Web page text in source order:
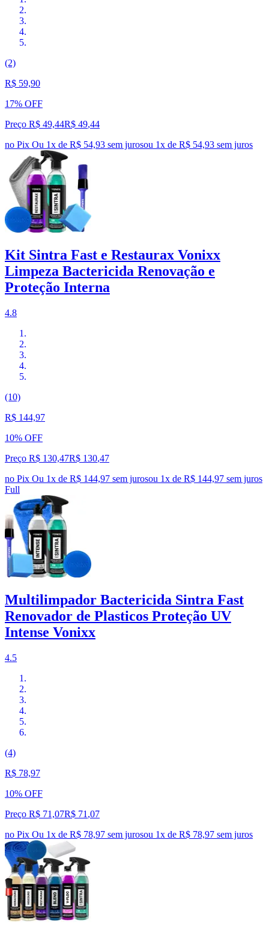
(2)
R$ 59,90
17% OFF
Preço R$ 49,44R$ 49,44
no Pix Ou 1x de R$ 54,93 sem jurosou 1x de R$ 54,93 sem juros
Kit Sintra Fast e Restaurax Vonixx
Limpeza Bactericida Renovação e
Proteção Interna
4.8
(10)
R$ 144,97
10% OFF
Preço R$ 130,47R$ 130,47
no Pix Ou 1x de R$ 144,97 sem jurosou 1x de R$ 144,97 sem juros
Full
Multilimpador Bactericida Sintra Fast
Renovador de Plasticos Proteção UV
Intense Vonixx
4.5
(4)
R$ 78,97
10% OFF
Preço R$ 71,07R$ 71 ,07
no Pix Ou 1x de R$ 78,97 sem jurosou 1x de R$ 78,97 sem juros